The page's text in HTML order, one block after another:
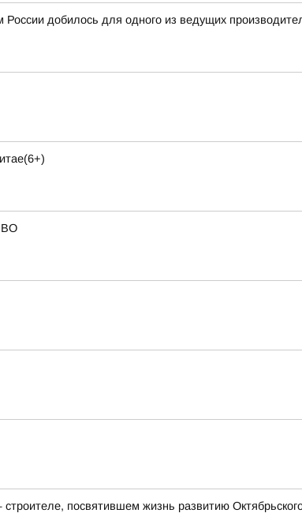
добилось для одного из ведущих
посвятившем жизнь развитию